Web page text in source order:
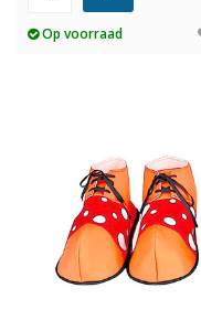
Op voorraad